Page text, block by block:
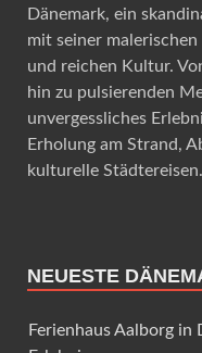
Dänemark, ein
mit seiner
und reichen Kultur.
hin zu pulsierenden
unvergessliches
Erholung am Strand,
kulturelle Städtereisen.
NEUESTE
Ferienhaus Aalborg in